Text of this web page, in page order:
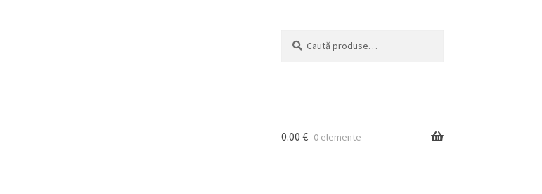
după:
0.00 € 0 elemente